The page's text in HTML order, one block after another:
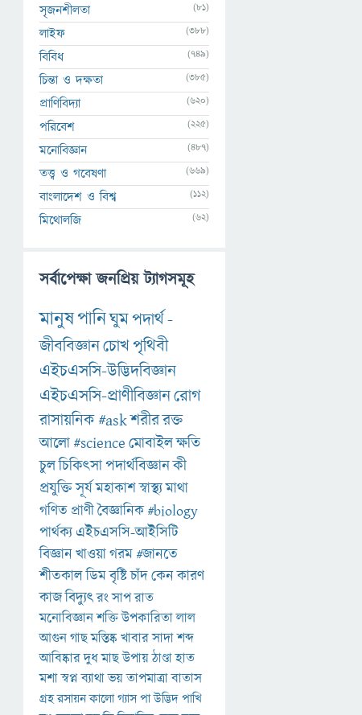
সৃজনশীলতা (81)
লাইফ (388)
বিবিধ (749)
চিন্তা ও দক্ষতা (385)
প্রাণিবিদ্যা (620)
পরিবেশ (225)
মনোবিজ্ঞান (487)
তত্ত্ব ও গবেষণা (669)
বাংলাদেশ ও বিশ্ব (112)
মিথোলজি (62)
সর্বাপেক্ষা জনপ্রিয় ট্যাগসমূহ
মানুষপানিঘুমপদার্থ-
জীববিজ্ঞানচোখপৃথিবী
এইচএসসি-উদ্ভিদবিজ্ঞান
এইচএসসি-প্রাণীবিজ্ঞানরোগ
রাসায়নিক#askশরীররক্ত
আলো#scienceমোবাইলক্ষতি
চুলচিকিৎসাপদার্থবিজ্ঞানকী
প্রযুক্তিসূর্যমহাকাশস্বাস্থ্যমাথা
গণিত প্রাণীবৈজ্ঞানিক#biology
পার্থক্য এইচএসসি-আইসিটি
বিজ্ঞানখাওয়াগরম#জানতে
শীতকালডিমবৃষ্টিচাঁদকেনকারণ
কাজবিদ্যুৎরংসাপরাত
মনোবিজ্ঞানশক্তিউপকারিতালাল
আগুনগাছমস্তিষ্কখাবারসাদাশব্দ
আবিষ্কারদুধমাছউপায়ঠাণ্ডাহাত
মশাস্বপ্নব্যাথাভয়তাপমাত্রাবাতাস
গ্রহরসায়নকালোগ্যাসপাউদ্ভিদপাখি